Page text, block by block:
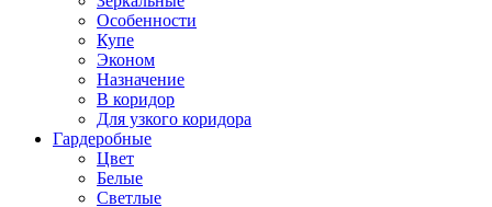
Особенности
Купе
Эконом
Назначение
В коридор
Для узкого коридора
Гардеробные
Цвет
Белые
Светлые